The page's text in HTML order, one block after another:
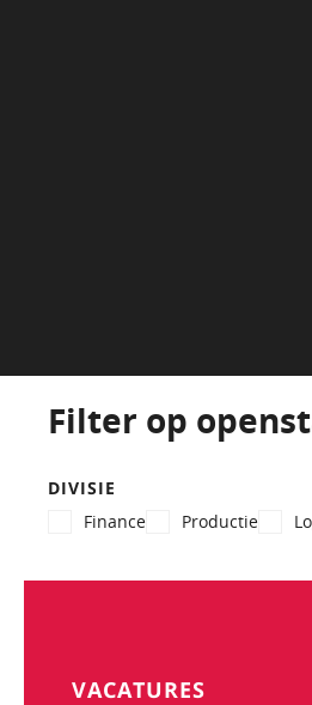
Filter op
DIVISIE
Finance
Productie
VACATURES